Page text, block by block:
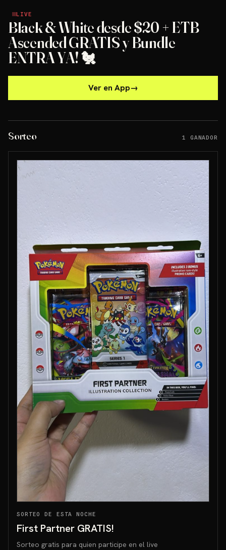
LIVE
LIVE
Black & White desde $20 + ETB
Ascended GRATIS y Bundle
ENTRA YA! 🐔
Ver en App→
Sorteo 1 GANADOR
SORTEO DE ESTA NOCHE
First Partner GRATIS!
Sorteo gratis para quien participe en el live